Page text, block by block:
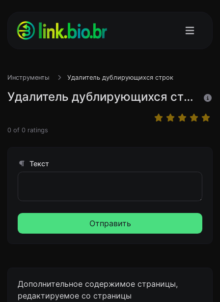
Инструменты Удалитель дублирующихся строк
Удалитель дублирующихся строк
0 of 0 ratings
Текст
Отправить
Дополнительное содержимое страницы,
редактируемое со страницы